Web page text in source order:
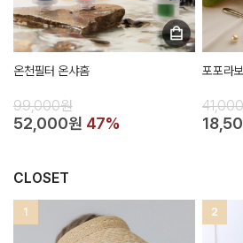
온천필터 온샤홈
99,000원
52,000원 47%
포포라
CLOSET
1 2